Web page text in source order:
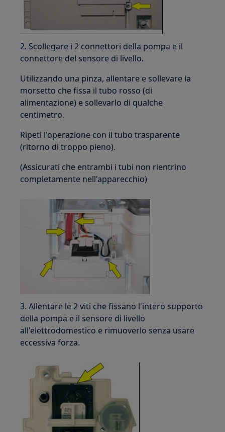
2. Scollegare i 2 connettori della pompa e il
connettore del sensore di livello.
Utilizzando una pinza, allentare e sollevare la
morsetto che fissa il tubo rosso (di
alimentazione) e sollevarlo di qualche
centimetro.
Ripeti l'operazione con il tubo trasparente
(ritorno di troppo pieno).
(Assicurati che entrambi i tubi non rientrino
completamente nell'apparecchio)
3. Allentare le 2 viti che fissano l'intero supporto
della pompa e il sensore di livello
all'elettrodomestico e rimuoverlo senza usare
eccessiva forza.